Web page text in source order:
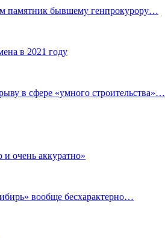
памятник бывшему генпрокурору…
в 2021 году
в сфере «умного строительства»…
очень аккуратно»
вообще бесхарактерно…